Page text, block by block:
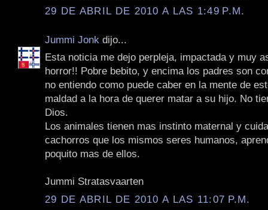
29 DE ABRIL DE 2010 A LAS 1:49 P.M.
Jummi Jonk dijo...
Esta noticia me dejo perpleja, impactada y muy
horror!! Pobre bebito, y encima los padres son
no entiendo como puede caber en la mente de
maldad a la hora de querer matar a su hijo. No
Dios.
Los animales tienen mas instinto maternal y
cachorros que los mismos seres humanos,
poquito mas de ellos.
Jummi Stratasvaarten
29 DE ABRIL DE 2010 A LAS 11:07 P.M.